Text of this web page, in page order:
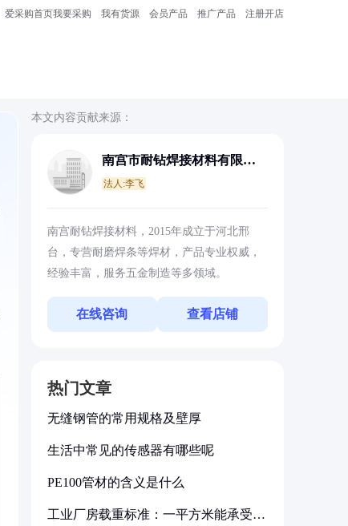
爱采购首页我要采购 我有货源 会员产品 推广产品 注册开店
本文内容贡献来源：
南宫市耐钻焊接材料有限公
法人:李飞
南宫耐钻焊接材料，2015年成立于河北邢
台，专营耐磨焊条等焊材，产品专业权威，
经验丰富，服务五金制造等多领域。
在线咨询 查看店铺
热门文章
无缝钢管的常用规格及壁厚
生活中常见的传感器有哪些呢
PE100管材的含义是什么
工业厂房载重标准：一平方米能承受多